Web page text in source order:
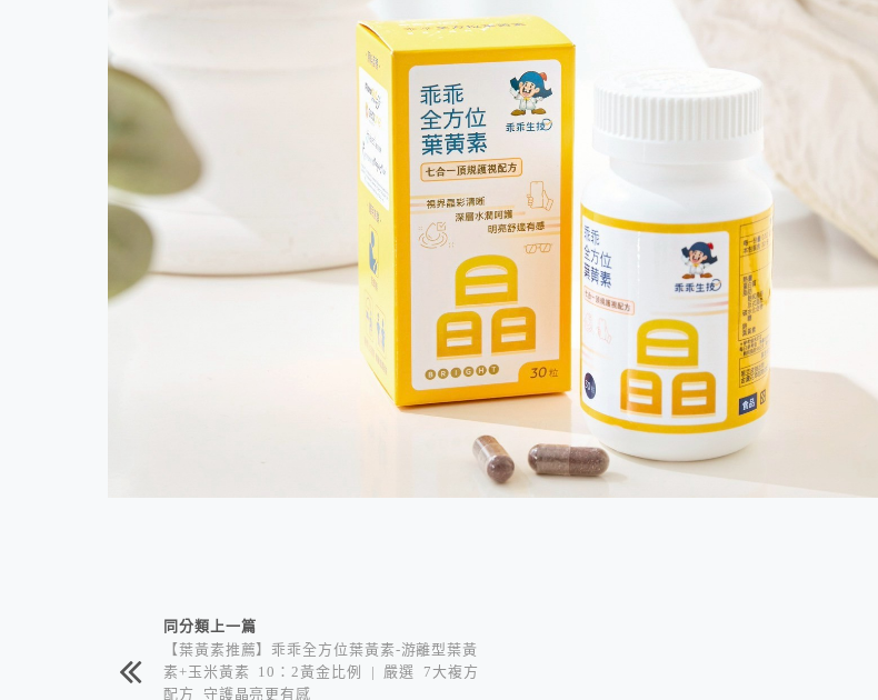
相連文章同分類上一篇
【葉黃素推薦】乖乖全方位葉黃素-游離型葉黃
素+玉米黃素 10：2黃金比例 | 嚴選 7大複方
配方 守護晶亮更有感